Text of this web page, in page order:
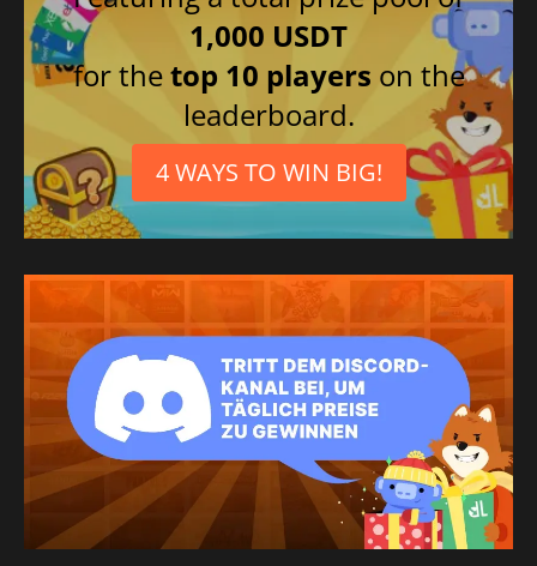
1,000 USDT
for thetop 10 players on the
leaderboard.
4 WAYS TO WIN BIG!